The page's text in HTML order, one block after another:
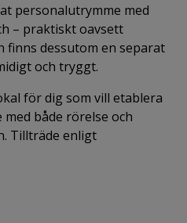
personalutrymme med
– praktiskt oavsett
finns dessutom en separat
och tryggt.
för dig som vill etablera
både rörelse och
Tillträde enligt